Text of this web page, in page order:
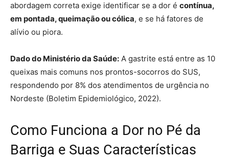
abordagem correta exige identificar se a dor é contínua,
em pontada, queimação ou cólica, e se há fatores de
alívio ou piora.
Dado do Ministério da Saúde: A gastrite está entre as 10
queixas mais comuns nos prontos-socorros do SUS,
respondendo por 8% dos atendimentos de urgência no
Nordeste (Boletim Epidemiológico, 2022).
Como Funciona a Dor no Pé da
Barriga e Suas Características